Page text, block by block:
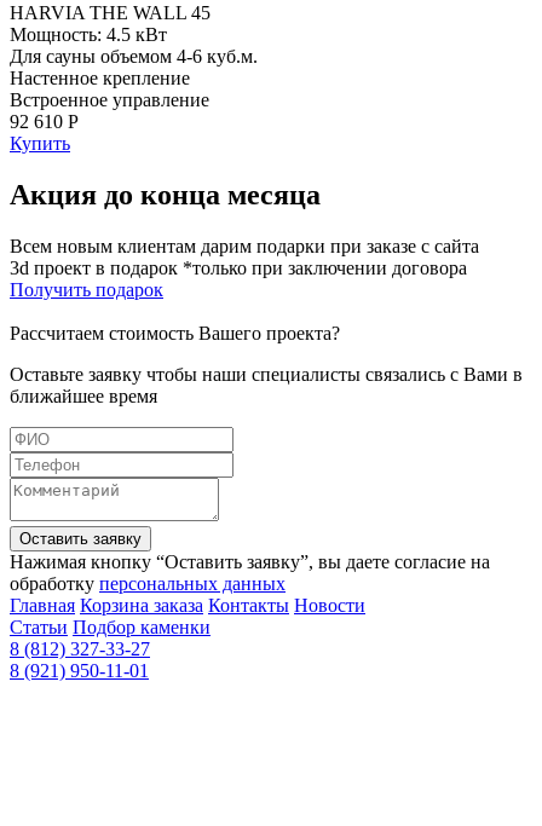
HARVIA THE WALL 45
Мощность: 4.5 кВт
Для сауны объемом 4-6 куб.м.
Настенное крепление
Встроенное управление
92 610 Р
Купить
Акция до конца месяца
Всем новым клиентам дарим подарки при заказе с сайта
3d проект в подарок *только при заключении договора
Получить подарок
Рассчитаем стоимость Вашего проекта?
Оставьте заявку чтобы наши специалисты связались с Вами в
ближайшее время
Оставить заявку
Нажимая кнопку “Оставить заявку”, вы даете согласие на
обработку персональных данных
Главная Корзина заказа Контакты Новости
Статьи Подбор каменки
8 (812) 327-33-27
8 (921) 950-11-01